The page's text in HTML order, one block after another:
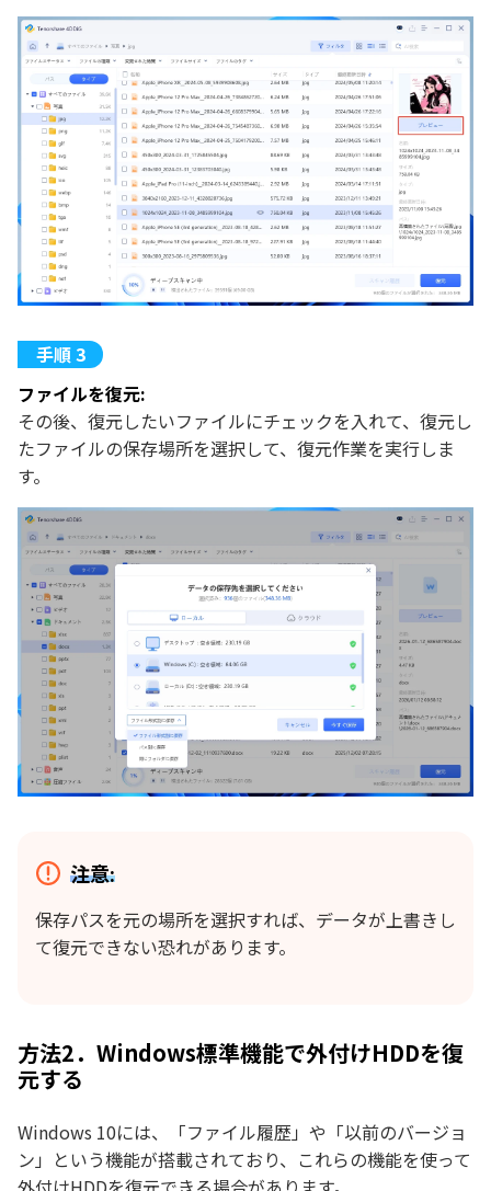
ファイルを復元:
その後、復元したいファイルにチェックを入れて、復元し
たファイルの保存場所を選択して、復元作業を実行しま
す。
注意:
保存パスを元の場所を選択すれば、データが上書きし
て復元できない恐れがあります。
方法2．Windows標準機能で外付けHDDを復
元する
Windows 10には、「ファイル履歴」や「以前のバージョ
ン」という機能が搭載されており、これらの機能を使って